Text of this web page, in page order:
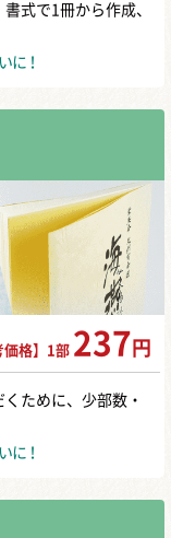
式で1冊から作成、
に！
価格】1部 237 円
ために、少部数・
に！